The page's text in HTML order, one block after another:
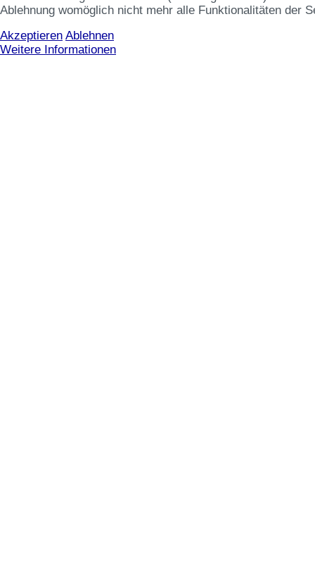
Ablehnung womöglich nicht mehr alle Funktionalitäten der
Akzeptieren Ablehnen
Weitere Informationen